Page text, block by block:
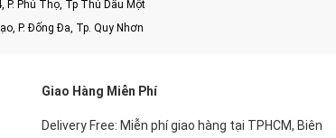
Phú Thọ, Tp Thủ Dầu Một
P. Đống Đa, Tp. Quy Nhơn
Giao Hàng Miễn Phí
Delivery Free: Miễn phí giao hàng tại TPHCM, Biên